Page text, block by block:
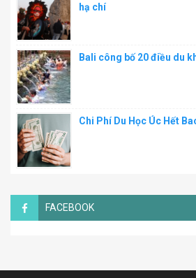
hạ chí
Bali công bố 20 điều du
Chi Phí Du Học Úc Hết
FACEBOOK